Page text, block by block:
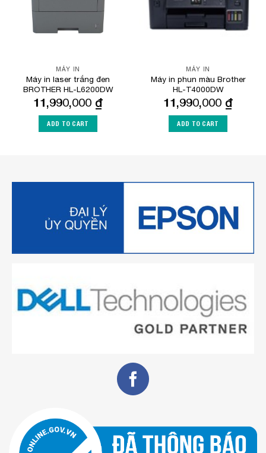
MÁY IN
Máy in laser trắng đen
BROTHER HL-L6200DW
11,990,000 ₫
ADD TO CART
MÁY IN
Máy in phun màu Brother
HL-T4000DW
11,990,000 ₫
ADD TO CART